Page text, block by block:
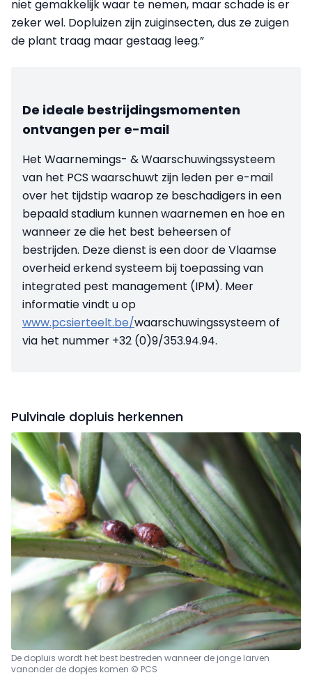
niet gemakkelijk waar te nemen, maar schade is er
zeker wel. Dopluizen zijn zuiginsecten, dus ze zuigen
de plant traag maar gestaag leeg.”
De ideale bestrijdingsmomenten
ontvangen per e-mail
Het Waarnemings- & Waarschuwingssysteem
van het PCS waarschuwt zijn leden per e-mail
over het tijdstip waarop ze beschadigers in een
bepaald stadium kunnen waarnemen en hoe en
wanneer ze die het best beheersen of
bestrijden. Deze dienst is een door de Vlaamse
overheid erkend systeem bij toepassing van
integrated pest management (IPM). Meer
informatie vindt u op
www.pcsierteelt.be/waarschuwings­systeem of
via het nummer +32 (0)9/353.94.94.
Pulvinale dopluis herkennen
De dopluis wordt het best bestreden wanneer de jonge larven
vanonder de dopjes komen © PCS